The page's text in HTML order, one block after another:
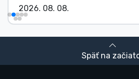
2026. 08. 08.
Späť na